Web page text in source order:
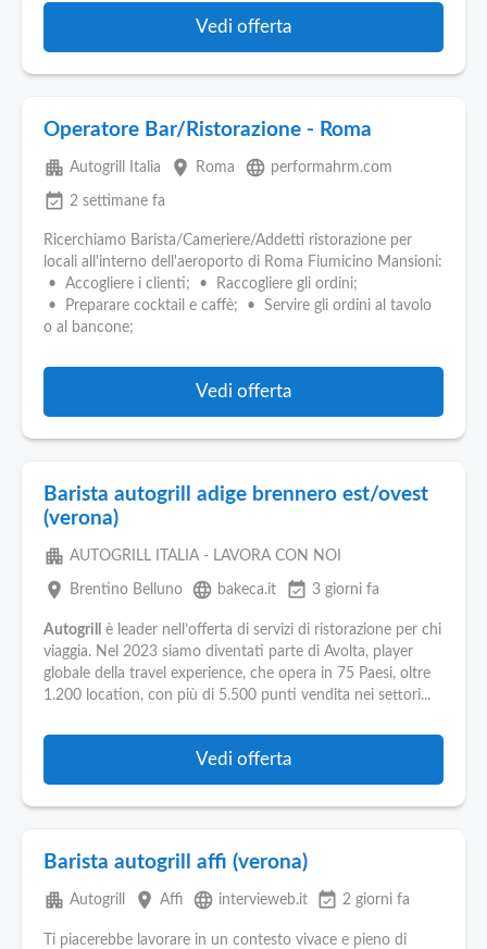
Vedi offerta
Operatore Bar/Ristorazione - Roma
apartment Autogrill Italia place Roma language performahrm.com
event_available 2 settimane fa
Ricerchiamo Barista/Cameriere/Addetti ristorazione per
locali all'interno dell'aeroporto di Roma Fiumicino Mansioni:
• Accogliere i clienti; • Raccogliere gli ordini;
• Preparare cocktail e caffè; • Servire gli ordini al tavolo
o al bancone;
Vedi offerta
Barista autogrill adige brennero est/ovest
(verona)
apartment AUTOGRILL ITALIA - LAVORA CON NOI
place Brentino Belluno language bakeca.it event_available 3 giorni fa
Autogrill
è leader nell’offerta di servizi di ristorazione per chi
viaggia. Nel 2023 siamo diventati parte di Avolta, player
globale della travel experience, che opera in 75 Paesi, oltre
1.200 location, con più di 5.500 punti vendita nei settori...
Vedi offerta
Barista autogrill affi (verona)
apartment Autogrill place Affi language intervieweb.it event_available 2 giorni fa
Ti piacerebbe lavorare in un contesto vivace e pieno di